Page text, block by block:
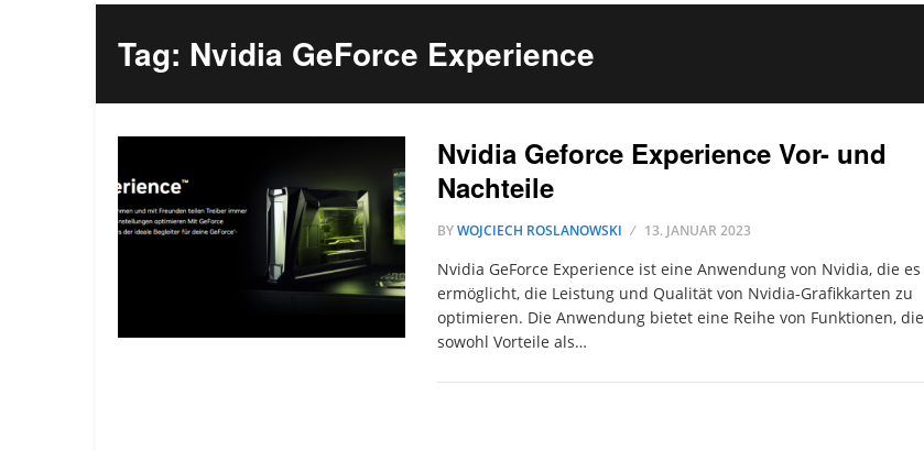
Tag: Nvidia GeForce Experience
Nvidia Geforce Experience Vor- und
Nachteile
BYWOJCIECH ROSLANOWSKI 13. JANUAR 2023
Nvidia GeForce Experience ist eine Anwendung von Nvidia, die es
ermöglicht, die Leistung und Qualität von Nvidia-Grafikkarten zu
optimieren. Die Anwendung bietet eine Reihe von Funktionen, die
sowohl Vorteile als…